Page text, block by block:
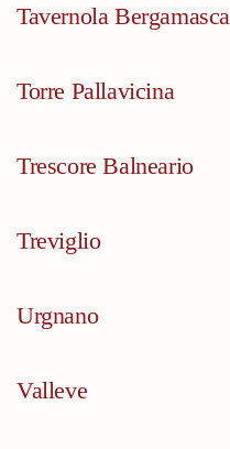
Tavernola Bergamasca
Torre Pallavicina
Trescore Balneario
Treviglio
Urgnano
Valleve